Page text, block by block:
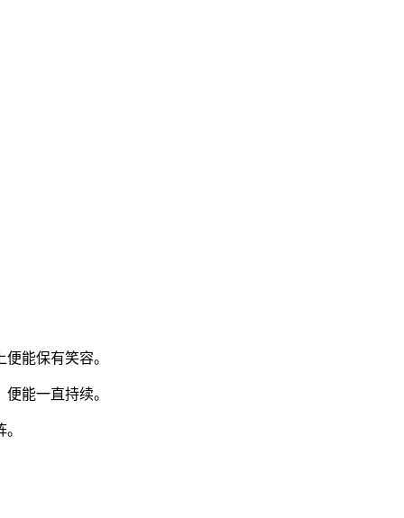
能保有笑容。
能一直持续。